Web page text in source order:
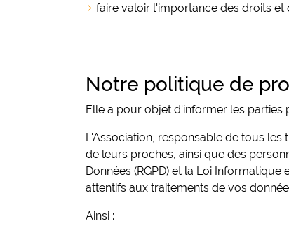
faire valoir l'importance des droits et
Notre politique de
Elle a pour objet d'informer les parties
L'Association, responsable de tous
de leurs proches, ainsi que des
Données (RGPD) et la Loi
attentifs aux traitements de vos
Ainsi :